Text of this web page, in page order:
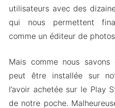
utilisateurs avec des
qui nous permettent
comme un éditeur de
Mais comme nous
peut être installée sur
l’avoir achetée sur le Play
de notre poche.